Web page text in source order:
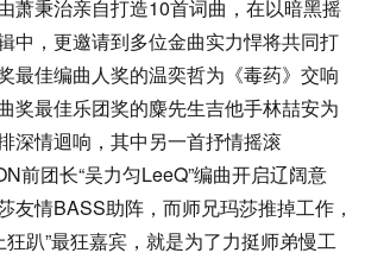
萧秉治亲自打造10首词曲，在以暗黑摇
中，更邀请到多位金曲实力悍将共同打
最佳编曲人奖的温奕哲为《毒药》交响
奖最佳乐团奖的麋先生吉他手林喆安为
深情迴响，其中另一首抒情摇滚
前团长“吴力匀LeeQ”编曲开启辽阔意
友情BASS助阵，而师兄玛莎推掉工作，
趴”最狂嘉宾，就是为了力挺师弟慢工